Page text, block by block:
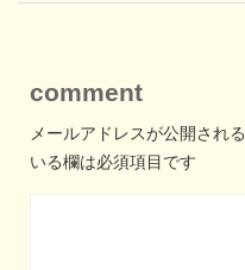
comment
メールアドレスが公開され
いる欄は必須項目です